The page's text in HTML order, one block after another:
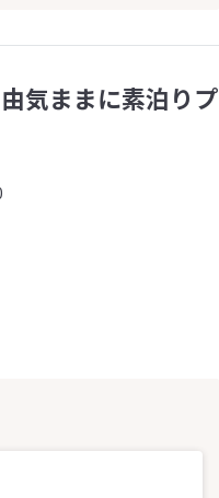
気ままに素泊りプ